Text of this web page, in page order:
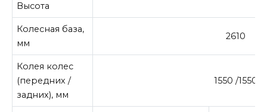
Высота
Колесная база,
мм
2610
Колея колес
(передних /
задних), мм
1550 /1550